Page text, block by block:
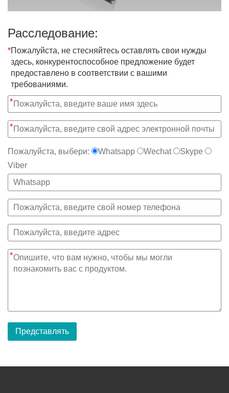
Расследование:
*Пожалуйста, не стесняйтесь оставлять свои нужды
здесь, конкурентоспособное предложение будет
предоставлено в соответствии с вашими
требованиями.
*
*
Пожалуйста, выбери: Whatsapp Wechat
Skype
Viber
*
Представлять